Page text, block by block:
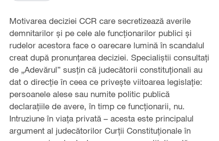
Motivarea deciziei CCR care secretizează averile
demnitarilor și pe cele ale funcționarilor publici și
rudelor acestora face o oarecare lumină în scandalul
creat după pronunțarea deciziei. Specialiștii consultați
de „Adevărul” susțin că judecătorii constituționali au
dat o direcție în ceea ce privește viitoarea legislație:
persoanele alese sau numite politic publică
declarațiile de avere, în timp ce funcționarii, nu.
Intruziune în viața privată – acesta este principalul
argument al judecătorilor Curții Constituționale în